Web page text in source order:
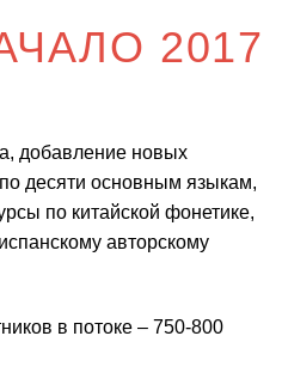
2017
добавление новых
десяти основным языкам,
по китайской фонетике,
авторскому
в потоке – 750-800